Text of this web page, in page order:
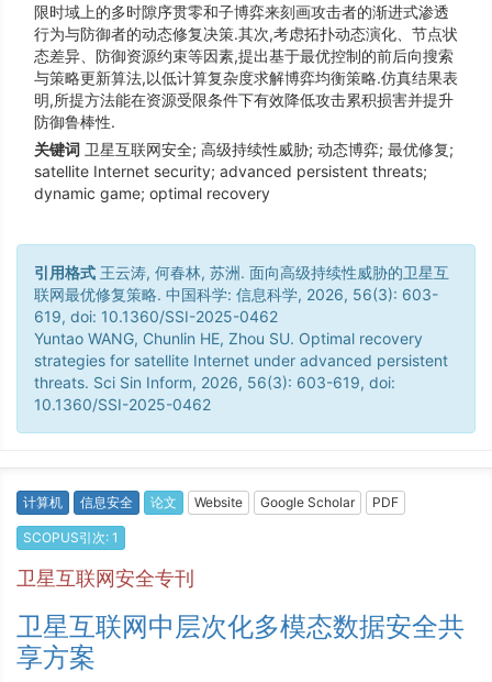
限时域上的多时隙序贯零和子博弈来刻画攻击者的渐进式渗透
行为与防御者的动态修复决策.其次,考虑拓扑动态演化、节点状
态差异、防御资源约束等因素,提出基于最优控制的前后向搜索
与策略更新算法,以低计算复杂度求解博弈均衡策略.仿真结果表
明,所提方法能在资源受限条件下有效降低攻击累积损害并提升
防御鲁棒性.
关键词 卫星互联网安全; 高级持续性威胁; 动态博弈; 最优修复;
satellite Internet security; advanced persistent threats;
dynamic game; optimal recovery
引用格式 王云涛, 何春林, 苏洲. 面向高级持续性威胁的卫星互
联网最优修复策略. 中国科学: 信息科学, 2026, 56(3): 603-
619, doi: 10.1360/SSI-2025-0462
Yuntao WANG, Chunlin HE, Zhou SU. Optimal recovery
strategies for satellite Internet under advanced persistent
threats. Sci Sin Inform, 2026, 56(3): 603-619, doi:
10.1360/SSI-2025-0462
计算机 信息安全 论文 Website Google Scholar PDF
SCOPUS引次: 1
卫星互联网安全专刊
卫星互联网中层次化多模态数据安全共
享方案